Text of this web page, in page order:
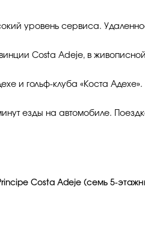
уровень сервиса.
Costa Adeje, в
и гольф-клуба «Коста
езды на автомобиле.
Costa Adeje (семь 5-